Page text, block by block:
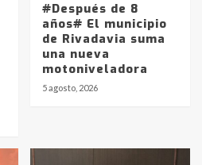
#Después de 8
años# El municipio
de Rivadavia suma
una nueva
motoniveladora
5 agosto, 2026